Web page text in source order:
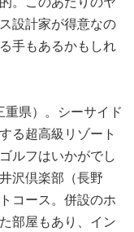
設計家が得意なの
手もあるかもしれ
県）。シーサイド
る超高級リゾート
ルフはいかがでし
沢倶楽部（長野
コース。併設のホ
部屋もあり、イン